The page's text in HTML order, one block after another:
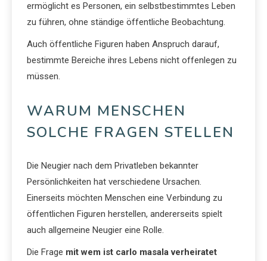
ermöglicht es Personen, ein selbstbestimmtes Leben
zu führen, ohne ständige öffentliche Beobachtung.
Auch öffentliche Figuren haben Anspruch darauf,
bestimmte Bereiche ihres Lebens nicht offenlegen zu
müssen.
WARUM MENSCHEN
SOLCHE FRAGEN STELLEN
Die Neugier nach dem Privatleben bekannter
Persönlichkeiten hat verschiedene Ursachen.
Einerseits möchten Menschen eine Verbindung zu
öffentlichen Figuren herstellen, andererseits spielt
auch allgemeine Neugier eine Rolle.
Die Frage mit wem ist carlo masala verheiratet